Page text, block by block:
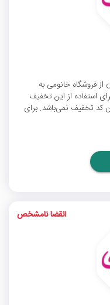
و 500 هزار تومان از فروشگاه خانومی به
استفاده از این تخفیف
کد تخفیف نمی‌باشد. برای
انقضا نامشخص